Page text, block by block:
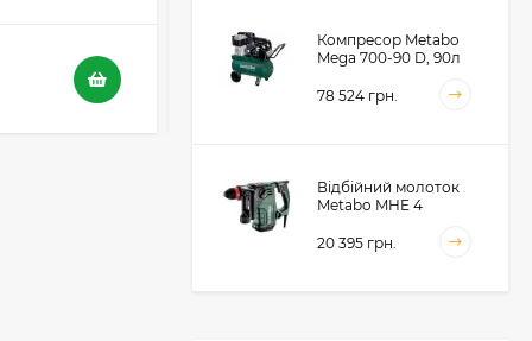
116 грн.
73 грн.
Компресор Metabo
Mega 700-90 D, 90л
78 524 грн.
Відбійний молоток
Metabo MHE 4
20 395 грн.